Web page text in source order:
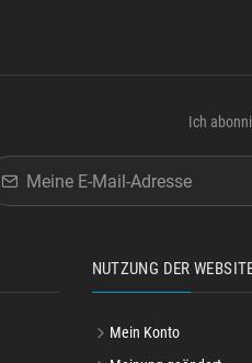
Ich
NUTZUNG DER
Mein Konto